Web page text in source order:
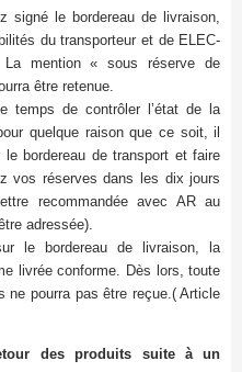
signé le bordereau de livraison,
du transporteur et de ELEC-
La mention « sous réserve de
être retenue.
temps de contrôler l’état de la
quelque raison que ce soit, il
bordereau de transport et faire
vos réserves dans les dix jours
recommandée avec AR au
adressée).
le bordereau de livraison, la
livrée conforme. Dès lors, toute
ne pourra pas être reçue.( Article
des produits suite à un